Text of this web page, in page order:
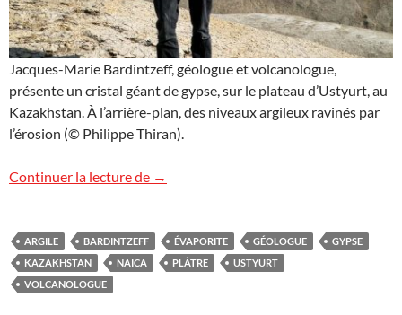
Jacques-Marie Bardintzeff, géologue et volcanologue,
présente un cristal géant de gypse, sur le plateau d’Ustyurt, au
Kazakhstan. À l’arrière-plan, des niveaux argileux ravinés par
l’érosion (© Philippe Thiran).
Continuer la lecture de Le gypse géant d’Ustyurt
→
ARGILE BARDINTZEFF ÉVAPORITE GÉOLOGUE
GYPSE
KAZAKHSTAN
NAICA PLÂTRE
USTYURT
VOLCANOLOGUE